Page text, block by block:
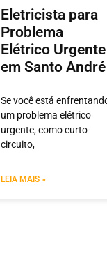
Eletricista para
Problema
Elétrico Urgente
em Santo André
Se você está
um problema elétrico
urgente, como curto-
circuito,
LEIA MAIS »